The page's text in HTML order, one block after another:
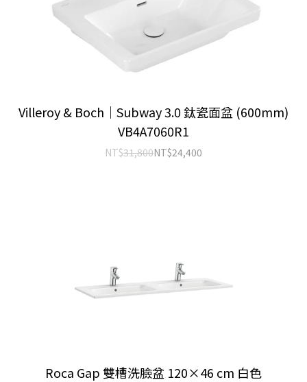
Villeroy & Boch｜Subway 3.0 鈦瓷面盆 (600mm)
VB4A7060R1
NT$31,800NT$24,400
Roca Gap 雙槽洗臉盆 120×46 cm 白色